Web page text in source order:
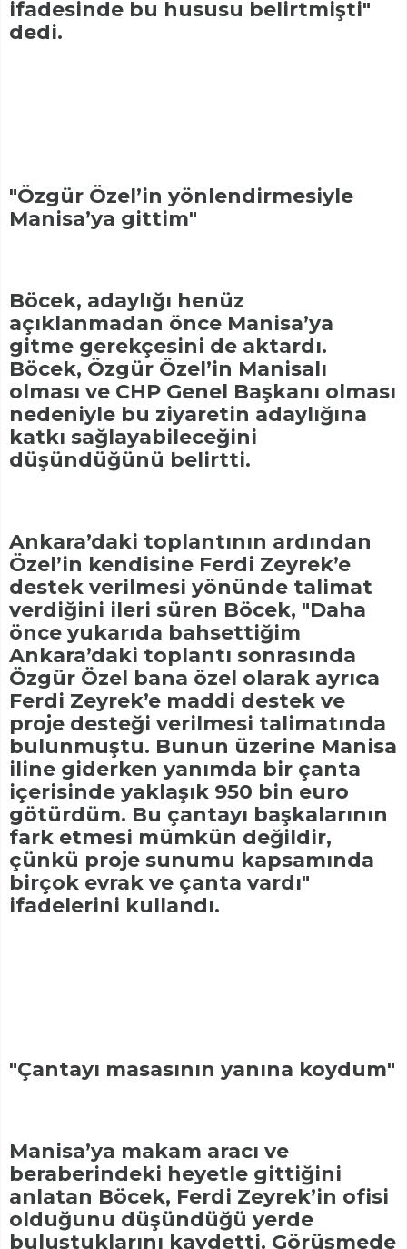
ifadesinde bu hususu belirtmişti"
dedi.
"Özgür Özel’in yönlendirmesiyle
Manisa’ya gittim"
Böcek, adaylığı henüz
açıklanmadan önce Manisa’ya
gitme gerekçesini de aktardı.
Böcek, Özgür Özel’in Manisalı
olması ve CHP Genel Başkanı olması
nedeniyle bu ziyaretin adaylığına
katkı sağlayabileceğini
düşündüğünü belirtti.
Ankara’daki toplantının ardından
Özel’in kendisine Ferdi Zeyrek’e
destek verilmesi yönünde talimat
verdiğini ileri süren Böcek, "Daha
önce yukarıda bahsettiğim
Ankara’daki toplantı sonrasında
Özgür Özel bana özel olarak ayrıca
Ferdi Zeyrek’e maddi destek ve
proje desteği verilmesi talimatında
bulunmuştu. Bunun üzerine Manisa
iline giderken yanımda bir çanta
içerisinde yaklaşık 950 bin euro
götürdüm. Bu çantayı başkalarının
fark etmesi mümkün değildir,
çünkü proje sunumu kapsamında
birçok evrak ve çanta vardı"
ifadelerini kullandı.
"Çantayı masasının yanına koydum"
Manisa’ya makam aracı ve
beraberindeki heyetle gittiğini
anlatan Böcek, Ferdi Zeyrek’in ofisi
olduğunu düşündüğü yerde
buluştuklarını kaydetti. Görüşmede